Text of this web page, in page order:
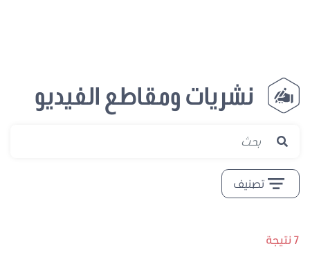
نشريات ومقاطع الفيديو
تصنيف
7 نتيجة